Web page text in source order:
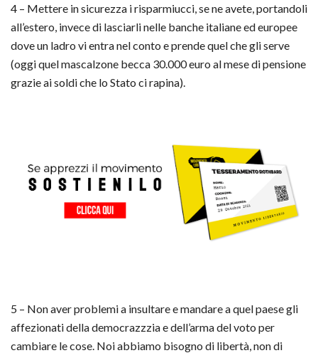
4 – Mettere in sicurezza i risparmiucci, se ne avete, portandoli
all’estero, invece di lasciarli nelle banche italiane ed europee
dove un ladro vi entra nel conto e prende quel che gli serve
(oggi quel mascalzone becca 30.000 euro al mese di pensione
grazie ai soldi che lo Stato ci rapina).
5 – Non aver problemi a insultare e mandare a quel paese gli
affezionati della democrazzzia e dell’arma del voto per
cambiare le cose. Noi abbiamo bisogno di libertà, non di